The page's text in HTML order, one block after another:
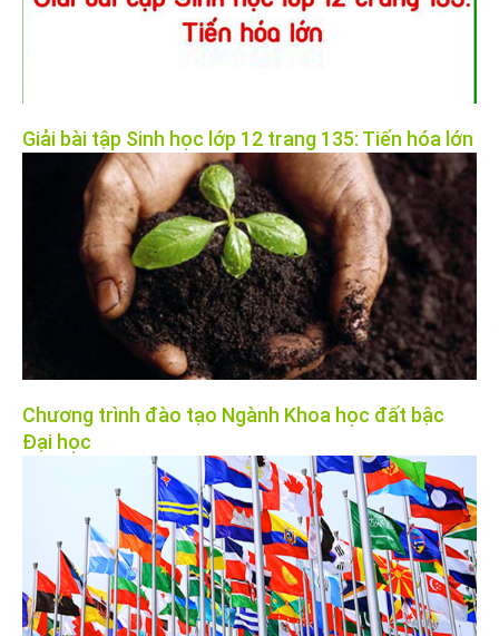
Giải bài tập Sinh học lớp 12 trang 135: Tiến hóa lớn
Chương trình đào tạo Ngành Khoa học đất bậc
Đại học